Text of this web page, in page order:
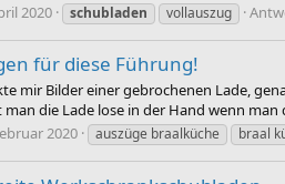
2020 schubladen vollauszug
für diese Führung!
mir Bilder einer gebrochenen Lade,
die Lade lose in der Hand wenn man
2020 auszüge braalküche braal